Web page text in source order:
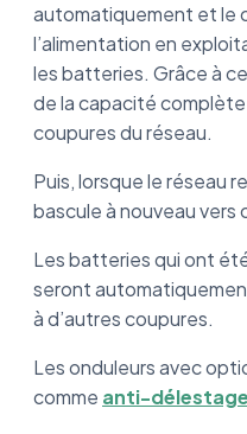
automatiquement et le
l’alimentation en
les batteries. Grâce à
de la capacité
coupures du réseau.
Puis, lorsque le réseau
bascule à nouveau vers
Les batteries qui ont
seront
à d’autres coupures.
Les onduleurs avec
comme anti-